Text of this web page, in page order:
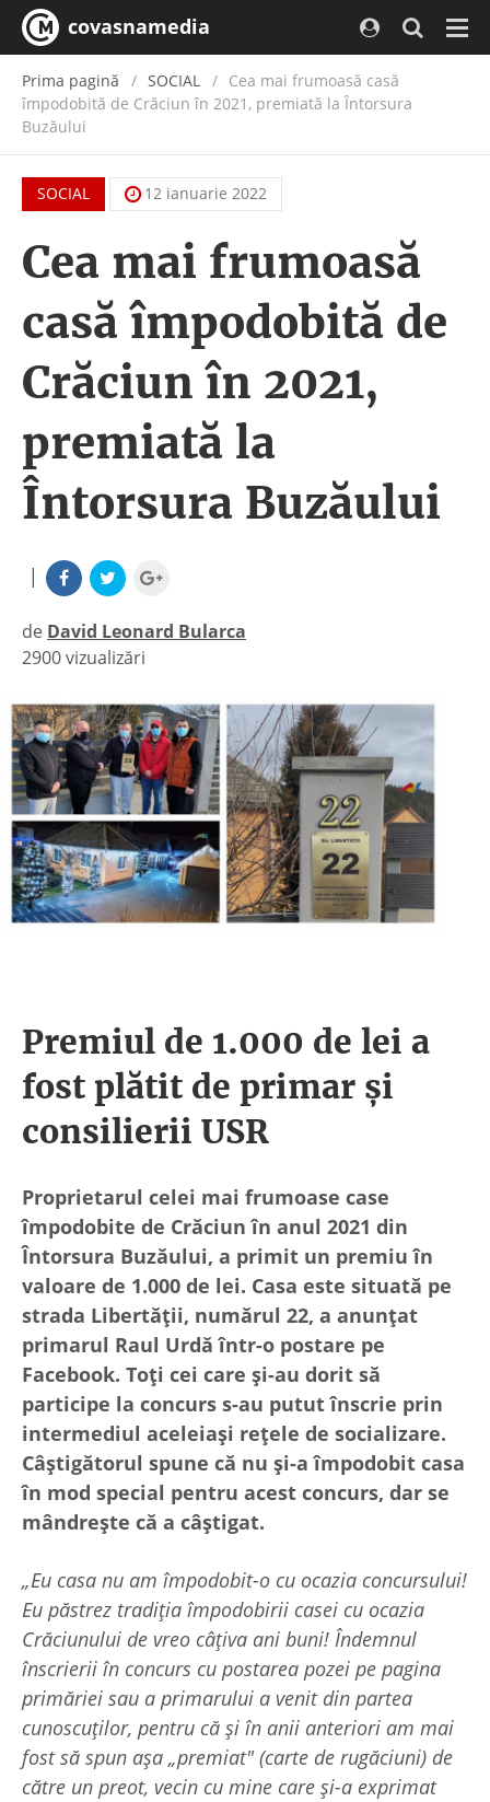
covasnamedia
Prima pagină SOCIAL
Cea mai frumoasă casă
împodobită de Crăciun în 2021, premiată la Întorsura
Buzăului
SOCIAL 12 ianuarie 2022
Cea mai frumoasă
casă împodobită de
Crăciun în 2021,
premiată la
Întorsura Buzăului
|
de David Leonard Bularca
|
2900 vizualizări
Premiul de 1.000 de lei a
fost plătit de primar și
consilierii USR
Proprietarul celei mai frumoase case
împodobite de Crăciun în anul 2021 din
Întorsura Buzăului, a primit un premiu în
valoare de 1.000 de lei. Casa este situată pe
strada Libertății, numărul 22, a anunțat
primarul Raul Urdă într-o postare pe
Facebook. Toți cei care și-au dorit să
participe la concurs s-au putut înscrie prin
intermediul aceleiași rețele de socializare.
Câștigătorul spune că nu și-a împodobit casa
în mod special pentru acest concurs, dar se
mândrește că a câștigat.
„Eu casa nu am împodobit-o cu ocazia concursului!
Eu păstrez tradiția împodobirii casei cu ocazia
Crăciunului de vreo câțiva ani buni! Îndemnul
înscrierii în concurs cu postarea pozei pe pagina
primăriei sau a primarului a venit din partea
cunoscuților, pentru că și în anii anteriori am mai
fost să spun așa „premiat" (carte de rugăciuni) de
către un preot, vecin cu mine care și-a exprimat